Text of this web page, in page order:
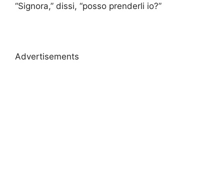
“Signora,” dissi, “posso prenderli io?”
Advertisements